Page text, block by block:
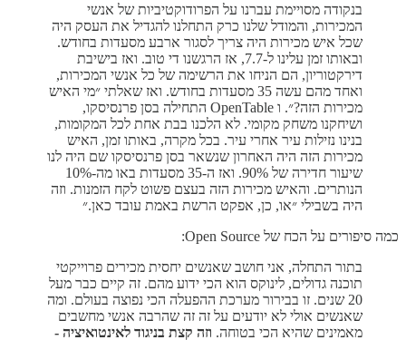
בנקודה מסויימת עברנו על הפרודוקטיביות של אנשי
המכירות, והמודל שלנו כרק התחלנו להגדיל את העסק היה
שכל איש מכירות היה צריך לסגור ארבע מסעדות בחודש.
ובאותו זמן עלינו ל-7.7, אז הרגשנו די טוב. ואז בישיבת
דירקטוריון, הם הניחו את הרשימה של כל אנשי המכירות,
ואחד מהם עשה 35 מסעדות בחודש. ואז שאלתי ״מי האיש
מכירות הזה?״. ו OpenTable התחילה בסן פרנסיסקו,
ושיחקנו משחק מקומי. לא הלכנו בבת אחת לכל המקומות,
בנינו נזילות עיר אחרי עיר. בכל מקרה, באותו זמן, האיש
מכירות הזה היה האחרון שנשאר בסן פרנסיסקו שם היה לנו
שיעור חדירה של 90%. ואז ה-35 מסעדות באו מה-10%
הנותרים. והאיש מכירות הזה בעצם פשוט לקח הזמנות. וזה
היה בשבילי ״או, כן, אפקט הרשת באמת עובד כאן.״
כמה סיפורים על הכח של Open Source:
בתור התחלה, אני חושב שאנשים יחסית מכירים פרוייקטי
תוכנה גדולים, לינוקס הוא הכי ידוע מהם. זה קיים כבר מעל
20 שנים. זו בבירור מערכת ההפעלה הכי נפוצה בעולם. ומה
שאנשים אולי לא יודעים על זה זה שהרבה אנשי מחשבים
מאמינים שהיא הכי בטוחה. וזה קצת בניגוד לאינטואיציה -